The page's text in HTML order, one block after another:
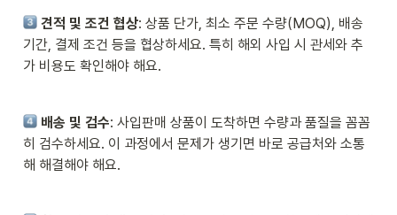
견적 및 조건 협상: 상품 단가, 최소 주문 수량(MOQ), 배송
기간, 결제 조건 등을 협상하세요. 특히 해외 사입 시 관세와 추
가 비용도 확인해야 해요.
배송 및 검수: 사입판매 상품이 도착하면 수량과 품질을 꼼꼼
히 검수하세요. 이 과정에서 문제가 생기면 바로 공급처와 소통
해 해결해야 해요.